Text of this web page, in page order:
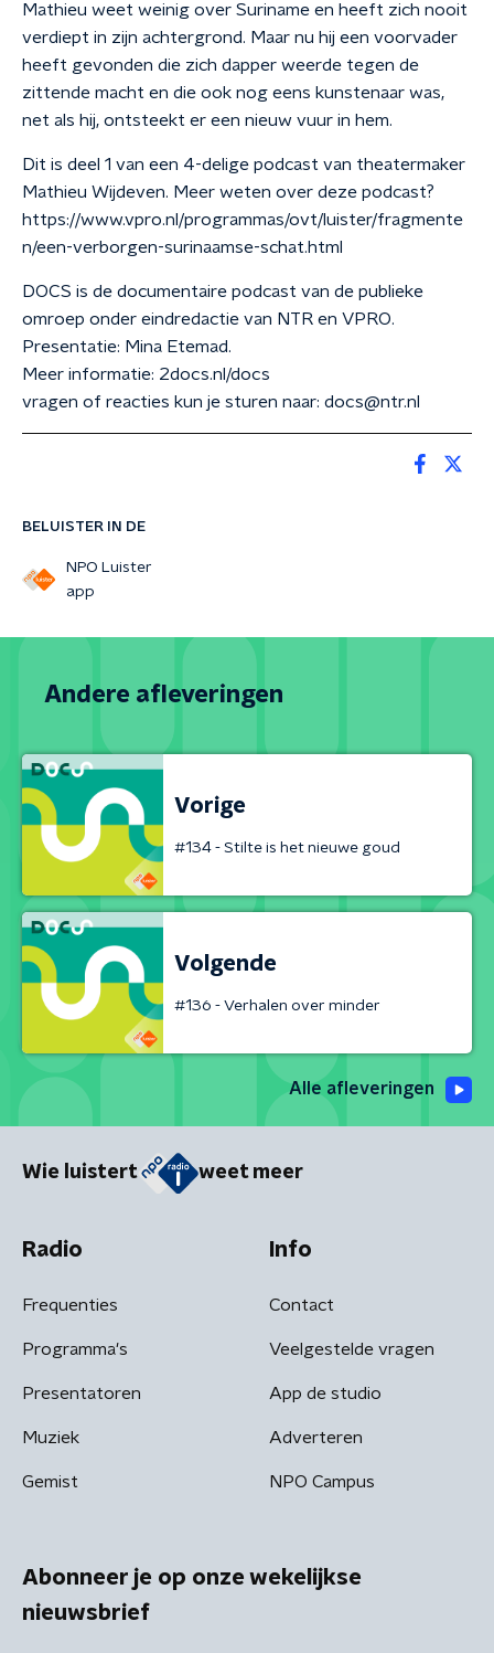
BELUISTER IN DE
NPO Luister
app
Mathieu weet weinig over Suriname en heeft zich nooit
verdiept in zijn achtergrond. Maar nu hij een voorvader
heeft gevonden die zich dapper weerde tegen de
zittende macht en die ook nog eens kunstenaar was,
net als hij, ontsteekt er een nieuw vuur in hem.
Dit is deel 1 van een 4-delige podcast van theatermaker
Mathieu Wijdeven. Meer weten over deze podcast?
https://www.vpro.nl/programmas/ovt/luister/fragmente
n/een-verborgen-surinaamse-schat.html
DOCS is de documentaire podcast van de publieke
omroep onder eindredactie van NTR en VPRO.
Presentatie: Mina Etemad.
Meer informatie: 2docs.nl/docs
vragen of reacties kun je sturen naar: docs@ntr.nl
Andere afleveringen
Vorige
#134 - Stilte is het nieuwe goud
Volgende
#136 - Verhalen over minder
Alle afleveringen
Wie luistert weet meer
Radio
Frequenties
Programma's
Presentatoren
Muziek
Gemist
Info
Contact
Veelgestelde vragen
App de studio
Adverteren
NPO Campus
Abonneer je op onze wekelijkse
nieuwsbrief